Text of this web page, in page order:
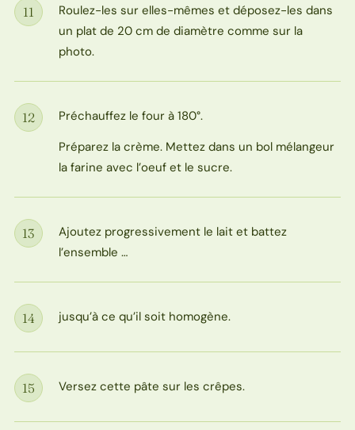
Étape
11
Roulez-les sur elles-mêmes et déposez-les dans
un plat de 20 cm de diamètre comme sur la
photo.
Étape
12
Préchauffez le four à 180°.
Préparez la crème. Mettez dans un bol mélangeur
la farine avec l’oeuf et le sucre.
Étape
13
Ajoutez progressivement le lait et battez
l’ensemble …
Étape
14 jusqu’à ce qu’il soit homogène.
Étape
15 Versez cette pâte sur les crêpes.